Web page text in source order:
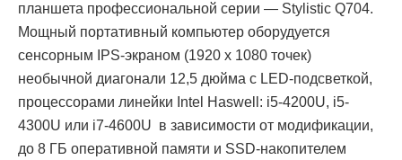
планшета профессиональной серии — Stylistic Q704.
Мощный портативный компьютер оборудуется
сенсорным IPS-экраном (1920 x 1080 точек)
необычной диагонали 12,5 дюйма c LED-подсветкой,
процессорами линейки Intel Haswell: i5-4200U, i5-
4300U или i7-4600U в зависимости от модификации,
до 8 ГБ оперативной памяти и SSD-накопителем